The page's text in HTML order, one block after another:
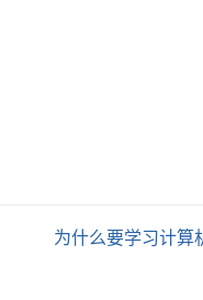
为什么要学习计算